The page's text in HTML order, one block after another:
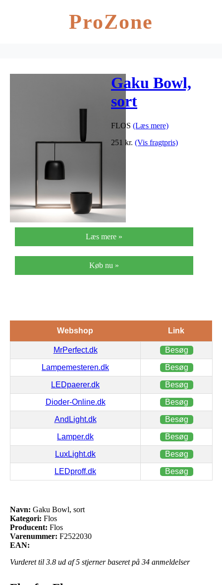
ProZone
Gaku Bowl,
sort
FLOS (Læs mere)
251 kr. (Vis fragtpris)
Læs mere »
Køb nu »
Webshop Link
MrPerfect.dk Besøg
Lampemesteren.dk Besøg
LEDpaerer.dk Besøg
Dioder-Online.dk Besøg
AndLight.dk Besøg
Lamper.dk Besøg
LuxLight.dk Besøg
LEDproff.dk Besøg
Navn: Gaku Bowl, sort
Kategori: Flos
Producent: Flos
Varenummer: F2522030
EAN:
Vurderet til 3.8 ud af 5 stjerner baseret på 34 anmeldelser